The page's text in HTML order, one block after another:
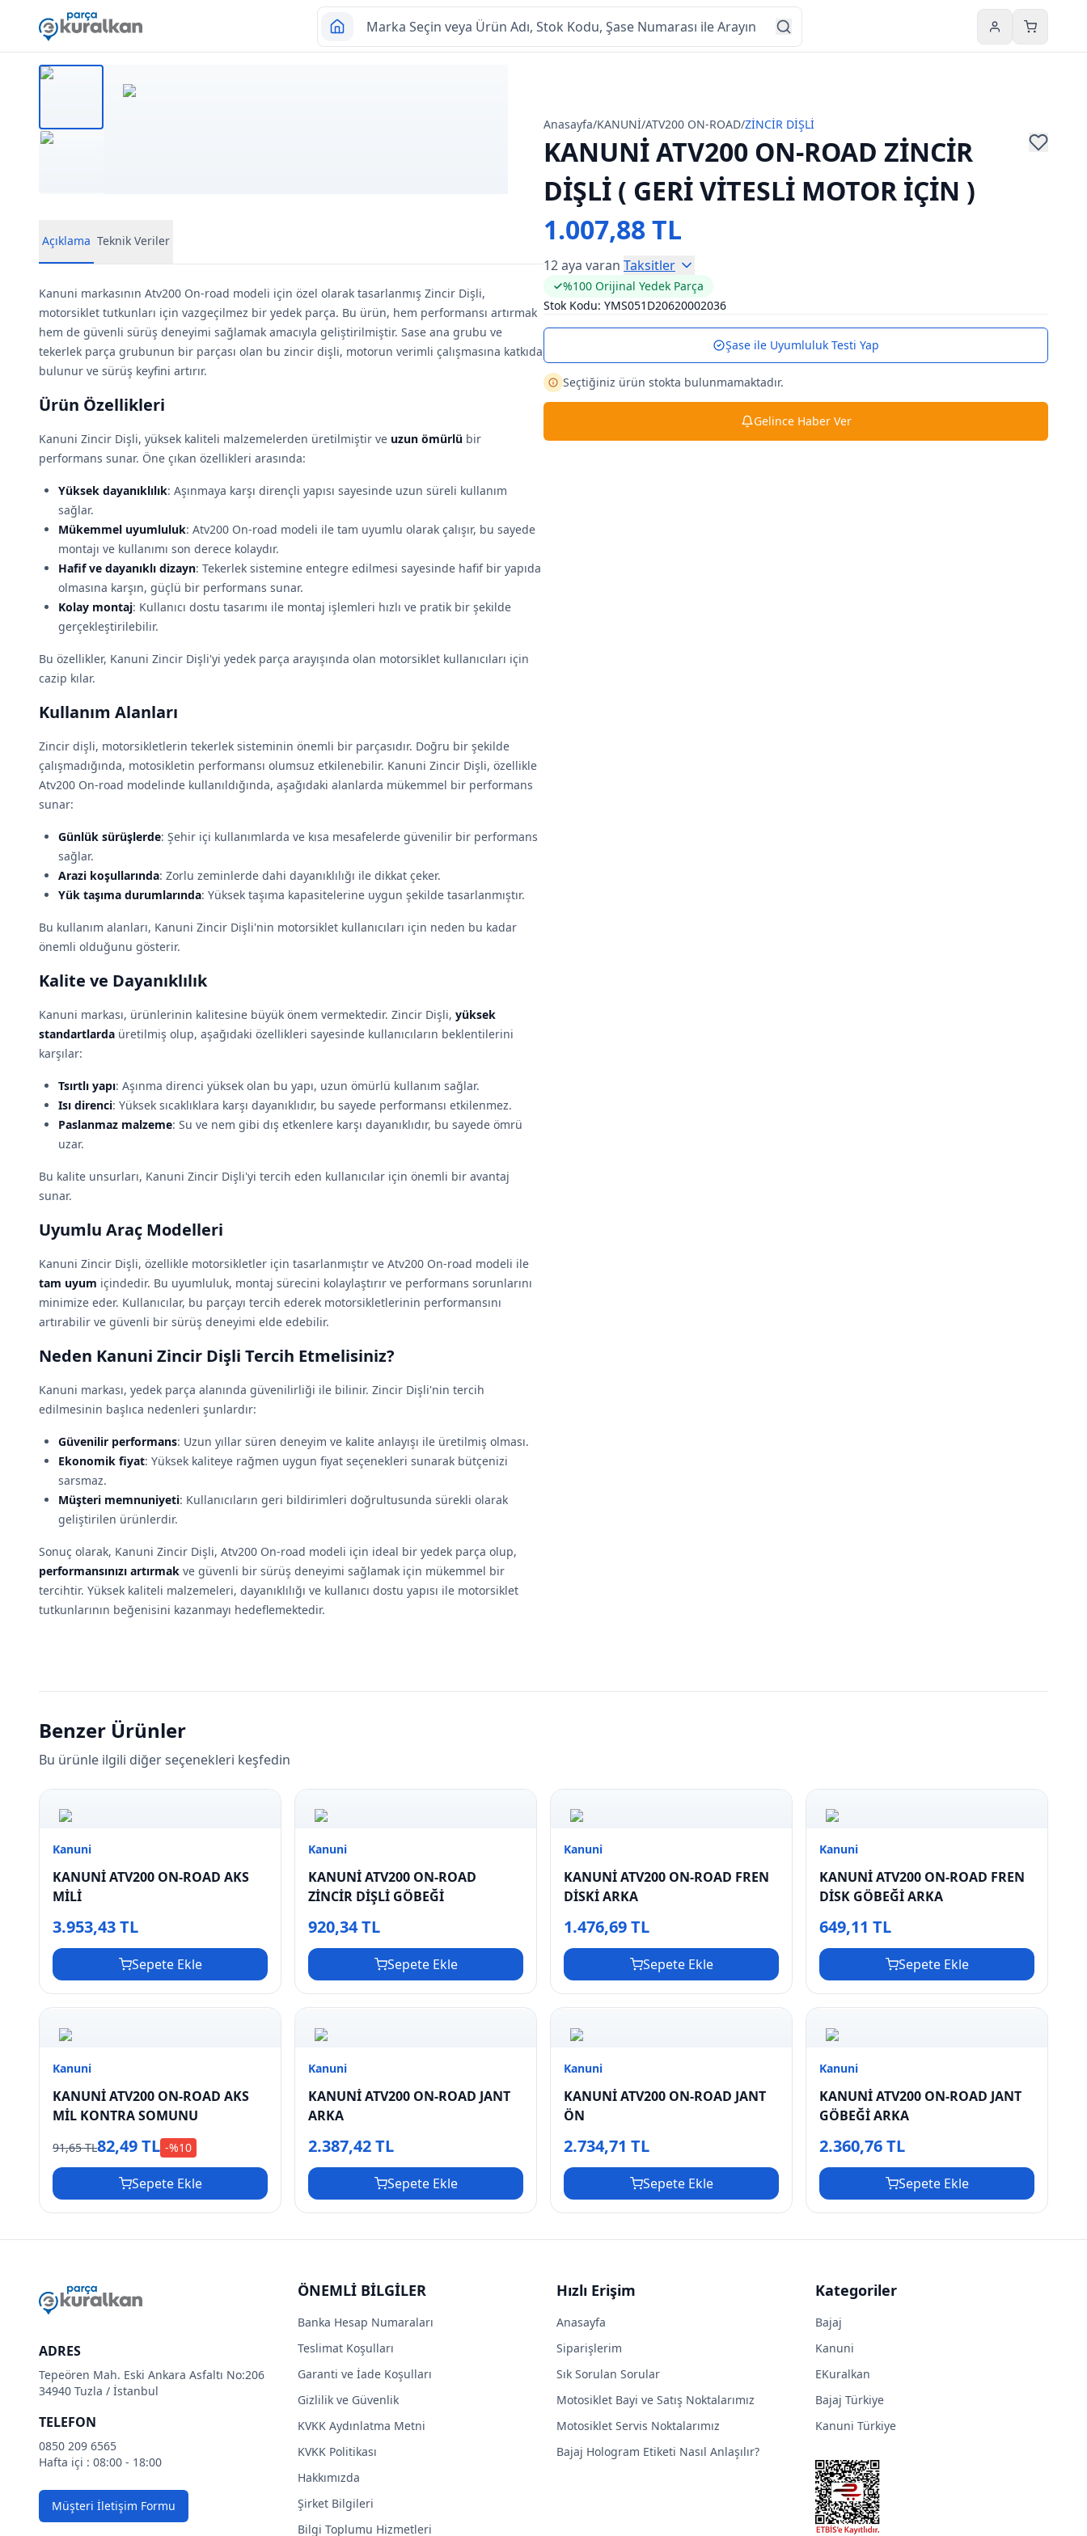
HesabımSepetim
Anasayfa/KANUNİ/ATV200 ON-ROAD/ZİNCİR DİŞLİ
KANUNİ ATV200 ON-ROAD ZİNCİR
DİŞLİ ( GERİ VİTESLİ MOTOR İÇİN )
1.007,88 TL
12 aya varan Taksitler
%100 Orijinal Yedek Parça
Stok Kodu: YMS051D20620002036
Şase ile Uyumluluk Testi Yap
Seçtiğiniz ürün stokta bulunmamaktadır.
Gelince Haber Ver
Açıklama Teknik Veriler
Kanuni markasının Atv200 On-road modeli için özel olarak tasarlanmış Zincir Dişli,
motorsiklet tutkunları için vazgeçilmez bir yedek parça. Bu ürün, hem performansı artırmak
hem de güvenli sürüş deneyimi sağlamak amacıyla geliştirilmiştir. Sase ana grubu ve
tekerlek parça grubunun bir parçası olan bu zincir dişli, motorun verimli çalışmasına katkıda
bulunur ve sürüş keyfini artırır.
Ürün Özellikleri
Kanuni Zincir Dişli, yüksek kaliteli malzemelerden üretilmiştir ve uzun ömürlü bir
performans sunar. Öne çıkan özellikleri arasında:
Yüksek dayanıklılık: Aşınmaya karşı dirençli yapısı sayesinde uzun süreli kullanım
sağlar.
Mükemmel uyumluluk: Atv200 On-road modeli ile tam uyumlu olarak çalışır, bu sayede
montajı ve kullanımı son derece kolaydır.
Hafif ve dayanıklı dizayn: Tekerlek sistemine entegre edilmesi sayesinde hafif bir yapıda
olmasına karşın, güçlü bir performans sunar.
Kolay montaj: Kullanıcı dostu tasarımı ile montaj işlemleri hızlı ve pratik bir şekilde
gerçekleştirilebilir.
Bu özellikler, Kanuni Zincir Dişli'yi yedek parça arayışında olan motorsiklet kullanıcıları için
cazip kılar.
Kullanım Alanları
Zincir dişli, motorsikletlerin tekerlek sisteminin önemli bir parçasıdır. Doğru bir şekilde
çalışmadığında, motosikletin performansı olumsuz etkilenebilir. Kanuni Zincir Dişli, özellikle
Atv200 On-road modelinde kullanıldığında, aşağıdaki alanlarda mükemmel bir performans
sunar:
Günlük sürüşlerde: Şehir içi kullanımlarda ve kısa mesafelerde güvenilir bir performans
sağlar.
Arazi koşullarında: Zorlu zeminlerde dahi dayanıklılığı ile dikkat çeker.
Yük taşıma durumlarında: Yüksek taşıma kapasitelerine uygun şekilde tasarlanmıştır.
Bu kullanım alanları, Kanuni Zincir Dişli'nin motorsiklet kullanıcıları için neden bu kadar
önemli olduğunu gösterir.
Kalite ve Dayanıklılık
Kanuni markası, ürünlerinin kalitesine büyük önem vermektedir. Zincir Dişli, yüksek
standartlarda üretilmiş olup, aşağıdaki özellikleri sayesinde kullanıcıların beklentilerini
karşılar:
Tsırtlı yapı: Aşınma direnci yüksek olan bu yapı, uzun ömürlü kullanım sağlar.
Isı direnci: Yüksek sıcaklıklara karşı dayanıklıdır, bu sayede performansı etkilenmez.
Paslanmaz malzeme: Su ve nem gibi dış etkenlere karşı dayanıklıdır, bu sayede ömrü
uzar.
Bu kalite unsurları, Kanuni Zincir Dişli'yi tercih eden kullanıcılar için önemli bir avantaj
sunar.
Uyumlu Araç Modelleri
Kanuni Zincir Dişli, özellikle motorsikletler için tasarlanmıştır ve Atv200 On-road modeli ile
tam uyum içindedir. Bu uyumluluk, montaj sürecini kolaylaştırır ve performans sorunlarını
minimize eder. Kullanıcılar, bu parçayı tercih ederek motorsikletlerinin performansını
artırabilir ve güvenli bir sürüş deneyimi elde edebilir.
Neden Kanuni Zincir Dişli Tercih Etmelisiniz?
Kanuni markası, yedek parça alanında güvenilirliği ile bilinir. Zincir Dişli'nin tercih
edilmesinin başlıca nedenleri şunlardır:
Güvenilir performans: Uzun yıllar süren deneyim ve kalite anlayışı ile üretilmiş olması.
Ekonomik fiyat: Yüksek kaliteye rağmen uygun fiyat seçenekleri sunarak bütçenizi
sarsmaz.
Müşteri memnuniyeti: Kullanıcıların geri bildirimleri doğrultusunda sürekli olarak
geliştirilen ürünlerdir.
Sonuç olarak, Kanuni Zincir Dişli, Atv200 On-road modeli için ideal bir yedek parça olup,
performansınızı artırmak ve güvenli bir sürüş deneyimi sağlamak için mükemmel bir
tercihtir. Yüksek kaliteli malzemeleri, dayanıklılığı ve kullanıcı dostu yapısı ile motorsiklet
tutkunlarının beğenisini kazanmayı hedeflemektedir.
Benzer Ürünler
Bu ürünle ilgili diğer seçenekleri keşfedin
Kanuni
KANUNİ ATV200 ON-ROAD AKS
MİLİ
3.953,43 TL
Sepete Ekle
Kanuni
KANUNİ ATV200 ON-ROAD
ZİNCİR DİŞLİ GÖBEĞİ
920,34 TL
Sepete Ekle
Kanuni
KANUNİ ATV200 ON-ROAD FREN
DİSKİ ARKA
1.476,69 TL
Sepete Ekle
Kanuni
KANUNİ ATV200 ON-ROAD FREN
DİSK GÖBEĞİ ARKA
649,11 TL
Sepete Ekle
Kanuni
KANUNİ ATV200 ON-ROAD AKS
MİL KONTRA SOMUNU
91,65 TL82,49 TL -%10
Sepete Ekle
Kanuni
KANUNİ ATV200 ON-ROAD JANT
ARKA
2.387,42 TL
Sepete Ekle
Kanuni
KANUNİ ATV200 ON-ROAD JANT
ÖN
2.734,71 TL
Sepete Ekle
Kanuni
KANUNİ ATV200 ON-ROAD JANT
GÖBEĞİ ARKA
2.360,76 TL
Sepete Ekle
ADRES
Tepeören Mah. Eski Ankara Asfaltı No:206
34940 Tuzla / İstanbul
TELEFON
0850 209 6565
Hafta içi : 08:00 - 18:00
Müşteri İletişim Formu
ÖNEMLİ BİLGİLER
Banka Hesap Numaraları
Teslimat Koşulları
Garanti ve İade Koşulları
Gizlilik ve Güvenlik
KVKK Aydınlatma Metni
KVKK Politikası
Hakkımızda
Şirket Bilgileri
Bilgi Toplumu Hizmetleri
Hızlı Erişim
Anasayfa
Siparişlerim
Sık Sorulan Sorular
Motosiklet Bayi ve Satış Noktalarımız
Motosiklet Servis Noktalarımız
Bajaj Hologram Etiketi Nasıl Anlaşılır?
Kategoriler
Bajaj
Kanuni
EKuralkan
Bajaj Türkiye
Kanuni Türkiye